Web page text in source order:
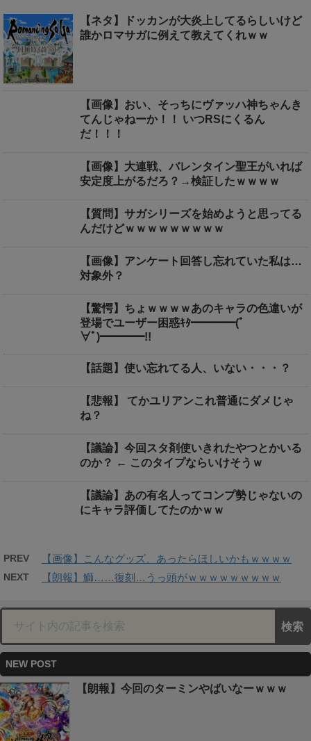
【ネタ】ドッカンが大炎上してるらしいけど
誰かロマサガに例えて教えてくれｗｗ
【画像】おい、そっちにヴァッハ神ちゃんき
てんじゃねーか！！ いつRSにくるん
だ！！！
【画像】大連戦、バレンタイン聖王がいれば
安定度上がるだろ？→検証したｗｗｗｗ
【質問】サガシリーズを始めようと思ってる
んだけどｗｗｗｗｗｗｗｗｗ
【画像】アンケート回答し忘れていた私は…
対象外？
【驚愕】ちょｗｗｗｗあのキャラの色違いが
登場でユーザー困惑ｷﾀ━━━━(ﾟ
∀ﾟ)━━━━!!
【話題】使い忘れてる人、いない・・・？
【悲報】 てかユリアンこれ普通にダメじゃ
ね？
【議論】今回スタ剤使いきれたやつとかいる
のか？ ← このタイプならいけそうｗ
【議論】あの有名人ってコンプ勢じゃないの
にキャラ評価してたのかｗｗ
PREV 【画像】こんなグッズ、あったらほしいかもｗｗｗｗ
NEXT 【朗報】鰤……復刻…うっ頭がｗｗｗｗｗｗｗｗｗ
NEW POST
【朗報】今回のターミンやばいなーｗｗｗ